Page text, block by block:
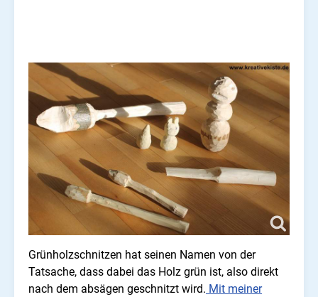
Grünholzschnitzen hat seinen Namen von der
Tatsache, dass dabei das Holz grün ist, also direkt
nach dem absägen geschnitzt wird. Mit meiner